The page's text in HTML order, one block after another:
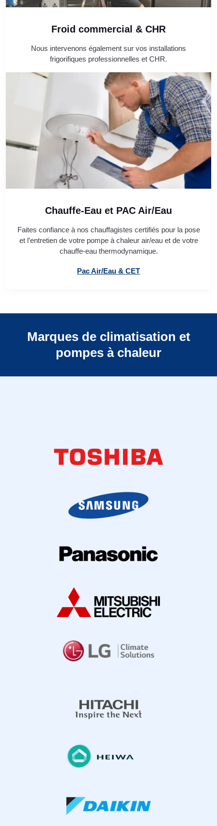
Froid commercial & CHR
Nous intervenons également sur vos installations
frigorifiques professionnelles et CHR.
Chauffe-Eau et PAC Air/Eau
Faites confiance à nos chauffagistes certifiés pour la pose
et l’entretien de votre pompe à chaleur air/eau et de votre
chauffe-eau thermodynamique.
Pac Air/Eau & CET
Marques de climatisation et
pompes à chaleur